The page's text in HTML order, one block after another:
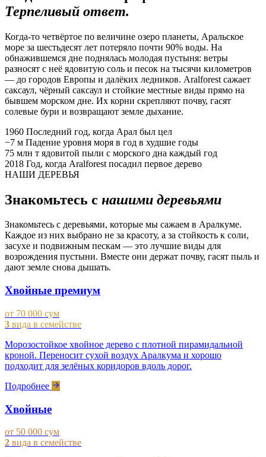
Терпеливый ответ.
Когда-то четвёртое по величине озеро планеты, Аральское
море за шестьдесят лет потеряло почти 90% воды. На
обнажившемся дне поднялась молодая пустыня: ветры
разносят с неё ядовитую соль и песок на тысячи километров
— до городов Европы и далёких ледников. Aralforest сажает
саксаул, чёрный саксаул и стойкие местные виды прямо на
бывшем морском дне. Их корни скрепляют почву, гасят
солевые бури и возвращают земле дыхание.
1960 Последний год, когда Арал был цел
−7 м Падение уровня моря в год в худшие годы
75 млн т ядовитой пыли с морского дна каждый год
2018 Год, когда Aralforest посадил первое дерево
НАШИ ДЕРЕВЬЯ
Знакомьтесь с нашими деревьями
Знакомьтесь с деревьями, которые мы сажаем в Аралкуме.
Каждое из них выбрано не за красоту, а за стойкость к соли,
засухе и подвижным пескам — это лучшие виды для
возрождения пустыни. Вместе они держат почву, гасят пыль и
дают земле снова дышать.
Хвойные премиум
от 70 000 сум
3 вида в семействе
Морозостойкое хвойное дерево с плотной пирамидальной
кроной. Переносит сухой воздух Аралкума и хорошо
подходит для зелёных коридоров вдоль дорог.
Подробнее
Хвойные
от 50 000 сум
2 вида в семействе